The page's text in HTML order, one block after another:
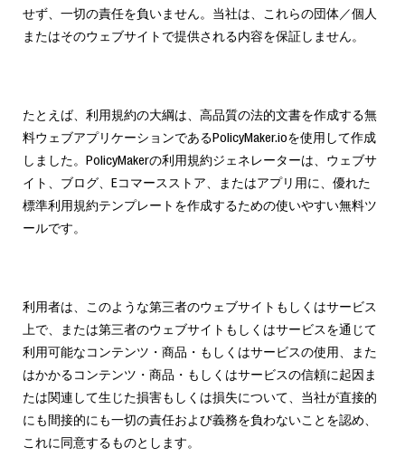
せず、一切の責任を負いません。当社は、これらの団体／個人
またはそのウェブサイトで提供される内容を保証しません。
たとえば、利用規約の大綱は、高品質の法的文書を作成する無
料ウェブアプリケーションであるPolicyMaker.ioを使用して作成
しました。PolicyMakerの利用規約ジェネレーターは、ウェブサ
イト、ブログ、Eコマースストア、またはアプリ用に、優れた
標準利用規約テンプレートを作成するための使いやすい無料ツ
ールです。
利用者は、このような第三者のウェブサイトもしくはサービス
上で、または第三者のウェブサイトもしくはサービスを通じて
利用可能なコンテンツ・商品・もしくはサービスの使用、また
はかかるコンテンツ・商品・もしくはサービスの信頼に起因ま
たは関連して生じた損害もしくは損失について、当社が直接的
にも間接的にも一切の責任および義務を負わないことを認め、
これに同意するものとします。